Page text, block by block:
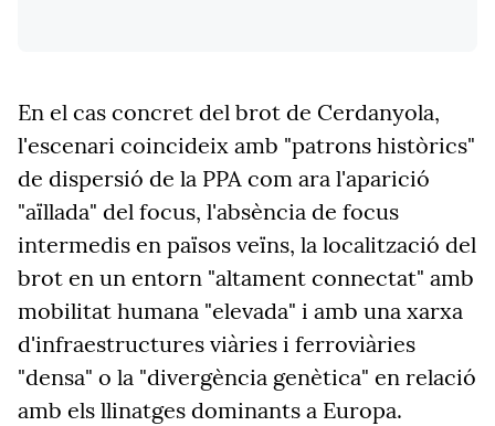
En el cas concret del brot de Cerdanyola,
l'escenari coincideix amb "patrons històrics"
de dispersió de la PPA com ara l'aparició
"aïllada" del focus, l'absència de focus
intermedis en països veïns, la localització del
brot en un entorn "altament connectat" amb
mobilitat humana "elevada" i amb una xarxa
d'infraestructures viàries i ferroviàries
"densa" o la "divergència genètica" en relació
amb els llinatges dominants a Europa.